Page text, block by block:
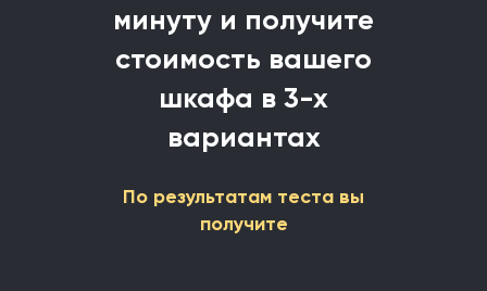
минуту и получите
стоимость вашего
шкафа в 3-х
вариантах
По результатам теста вы
получите